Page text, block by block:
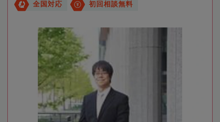
全国対応 初回相談無料